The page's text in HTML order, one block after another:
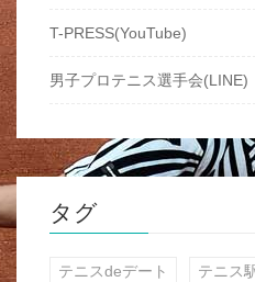
T-PRESS(YouTube)
男子プロテニス選手会(LINE)
タグ
テニスdeデート テニス